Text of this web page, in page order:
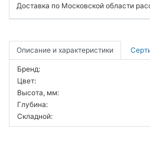
Доставка по Московской области
Описание и характеристики
Бренд:
Цвет:
Высота, мм:
Глубина:
Складной: